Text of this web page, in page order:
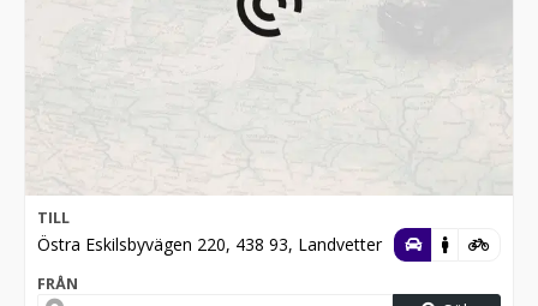
TILL
Östra Eskilsbyvägen 220, 438 93, Landvetter
FRÅN